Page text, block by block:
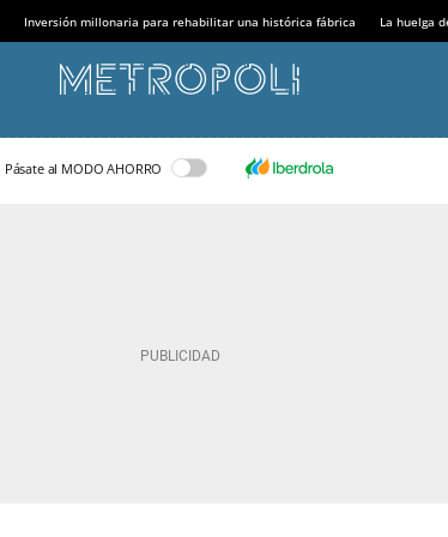
Inversión millonaria para rehabilitar una histórica fábrica La huelga
Pásate al MODO AHORRO